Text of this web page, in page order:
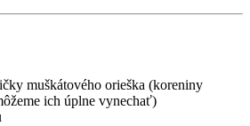
muškátového orieška (koreniny
ich úplne vynechať)